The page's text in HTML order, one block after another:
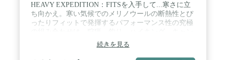
HEAVY EXPEDITION：FITSを入手して...寒さに立
ち向かえ。寒い気候でのメリノウールの断熱性とぴ
ったりフィットで発揮するパフォーマンス性の究極
プにもってこいです。 / タイプ：FITSの
EXPEDITIONはミッドカーフ丈で、アウトドアブー
続きを見る